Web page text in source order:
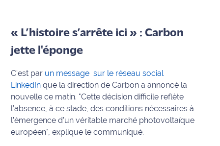
Météo
Politique
Santé
Social
Transport
« L’histoire s’arrête ici » : Carbon
jette l'éponge
C'est par un message sur le réseau social
LinkedIn que la direction de Carbon a annoncé la
nouvelle ce matin. "Cette décision difficile reflète
l’absence, à ce stade, des conditions nécessaires à
l’émergence d’un véritable marché photovoltaïque
européen" , explique le communiqué.